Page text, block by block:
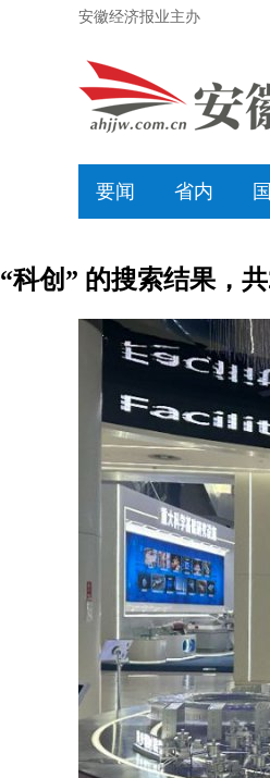
安徽经济报业主办
要闻 省内
“科创” 的搜索结果，共